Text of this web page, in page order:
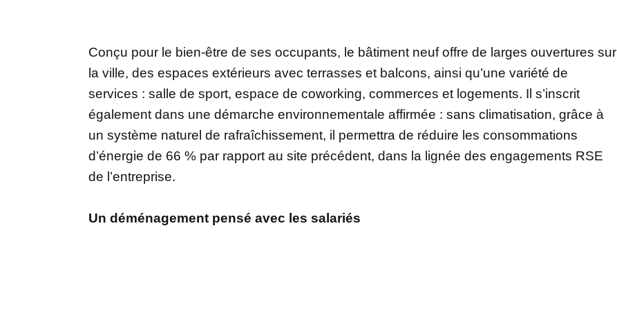
Conçu pour le bien-être de ses occupants, le bâtiment neuf offre de larges ouvertures sur
la ville, des espaces extérieurs avec terrasses et balcons, ainsi qu’une variété de
services : salle de sport, espace de coworking, commerces et logements. Il s’inscrit
également dans une démarche environnementale affirmée : sans climatisation, grâce à
un système naturel de rafraîchissement, il permettra de réduire les consommations
d’énergie de 66 % par rapport au site précédent, dans la lignée des engagements RSE
de l’entreprise.
Un déménagement pensé avec les salariés